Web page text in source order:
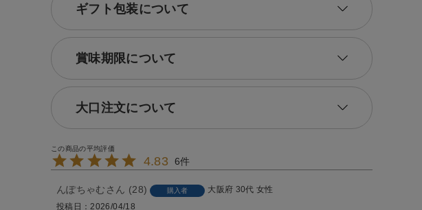
ギフト包装について
賞味期限について
大口注文について
4.83 6
んぽちゃむ 28 購入者 大阪府 30代 女性
投稿日
2026/04/18